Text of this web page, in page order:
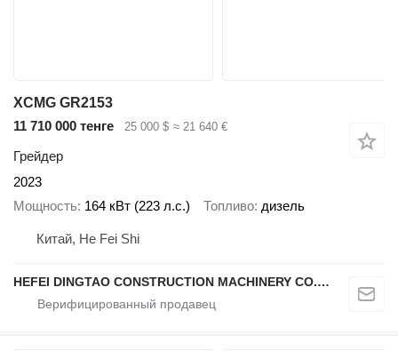
XCMG GR2153
11 710 000 тенге
25 000 $ ≈ 21 640 €
Грейдер
2023
Мощность 164 кВт (223 л.с.) Топливо дизель
Китай, He Fei Shi
HEFEI DINGTAO CONSTRUCTION MACHINERY CO., LIMITED